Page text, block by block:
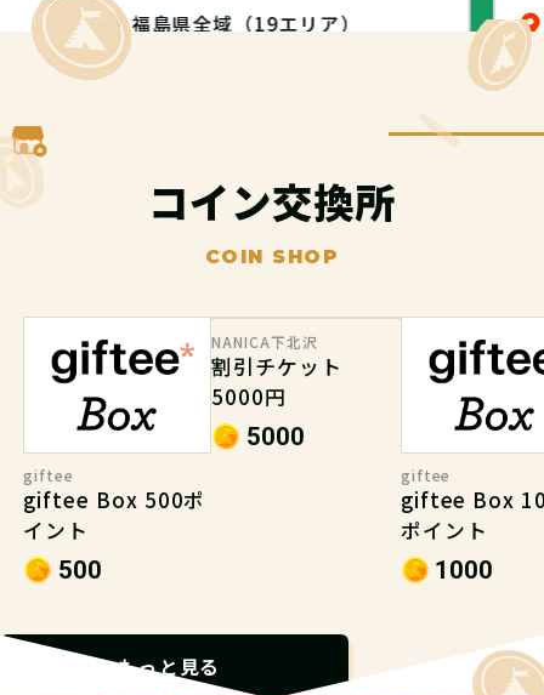
福島県全域（19エリア）
コイン交換所
COIN SHOP
giftee
giftee Box 500ポ
イント
500
NANICA下北沢
割引チケット
5000円
5000
giftee
giftee Box
ポイント
1000
もっと見る